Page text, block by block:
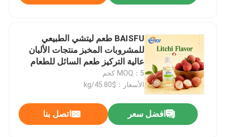
BAISFU طعم ليتشي الطبيعي
للمشروبات المخبز منتجات الألبان
عالية التركيز طعم السائل للطعام
MOQ：5 كجم
الأسعار：$45.80/kg
افضل سعر اتصل بنا